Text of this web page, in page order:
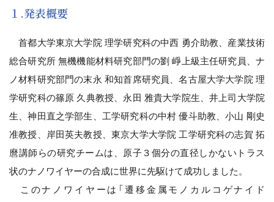
１.発表概要
首都大学東京大学院 理学研究科の中西 勇介助教、産業技術
総合研究所 無機機能材料研究部門の劉 崢上級主任研究員、ナ
ノ材料研究部門の末永 和知首席研究員、名古屋大学大学院 理
学研究科の篠原 久典教授、永田 雅貴大学院生、井上司大学院
生、神田直之学部生、工学研究科の中村 優斗助教、小山 剛史
准教授、岸田英夫教授、東京大学大学院 工学研究科の志賀 拓
麿講師らの研究チームは、原子３個分の直径しかないトラス
状のナノワイヤーの合成に世界に先駆けて成功しました。
このナノワイヤーは「遷移金属モノカルコゲナイド